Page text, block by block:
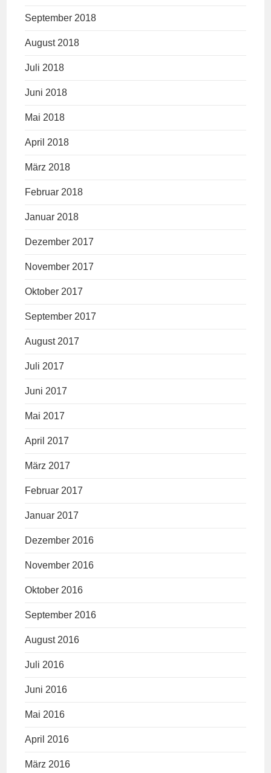
September 2018
August 2018
Juli 2018
Juni 2018
Mai 2018
April 2018
März 2018
Februar 2018
Januar 2018
Dezember 2017
November 2017
Oktober 2017
September 2017
August 2017
Juli 2017
Juni 2017
Mai 2017
April 2017
März 2017
Februar 2017
Januar 2017
Dezember 2016
November 2016
Oktober 2016
September 2016
August 2016
Juli 2016
Juni 2016
Mai 2016
April 2016
März 2016